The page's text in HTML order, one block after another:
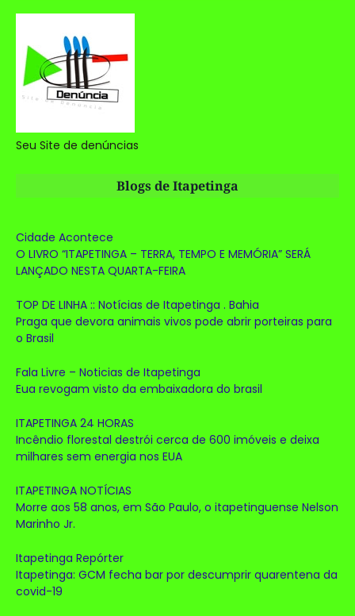
Seu Site de denúncias
Blogs de Itapetinga
Cidade Acontece
O LIVRO “ITAPETINGA – TERRA, TEMPO E MEMÓRIA” SERÁ
LANÇADO NESTA QUARTA-FEIRA
TOP DE LINHA :: Notícias de Itapetinga . Bahia
Praga que devora animais vivos pode abrir porteiras para
o Brasil
Fala Livre – Noticias de Itapetinga
Eua revogam visto da embaixadora do brasil
ITAPETINGA 24 HORAS
Incêndio florestal destrói cerca de 600 imóveis e deixa
milhares sem energia nos EUA
ITAPETINGA NOTÍCIAS
Morre aos 58 anos, em São Paulo, o itapetinguense Nelson
Marinho Jr.
Itapetinga Repórter
Itapetinga: GCM fecha bar por descumprir quarentena da
covid-19